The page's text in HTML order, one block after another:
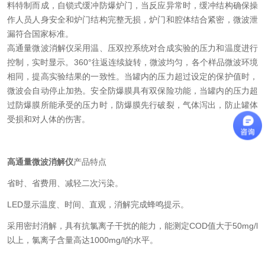
料特制而成，自锁式缓冲防爆炉门，当反应异常时，缓冲结构确保操
作人员人身安全和炉门结构完整无损，炉门和腔体结合紧密，微波泄
漏符合国家标准。
高通量微波消解仪采用温、压双控系统对合成实验的压力和温度进行
控制，实时显示。360°往返连续旋转，微波均匀，各个样品微波环境
相同，提高实验结果的一致性。当罐内的压力超过设定的保护值时，
微波会自动停止加热。安全防爆膜具有双保险功能，当罐内的压力超
过防爆膜所能承受的压力时，防爆膜先行破裂，气体泻出，防止罐体
受损和对人体的伤害。
高通量微波消解仪产品特点
省时、省费用、减轻二次污染。
LED显示温度、时间、直观，消解完成蜂鸣提示。
采用密封消解，具有抗氯离子干扰的能力，能测定COD值大于50mg/l
以上，氯离子含量高达1000mg/l的水平。